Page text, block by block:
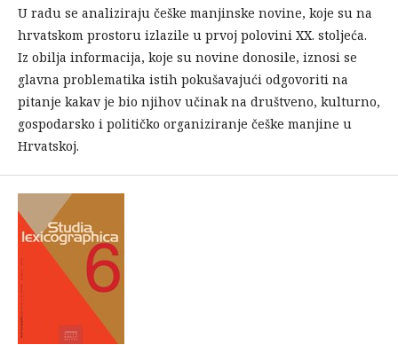
U radu se analiziraju češke manjinske novine, koje su na
hrvatskom prostoru izlazile u prvoj polovini XX. stoljeća.
Iz obilja informacija, koje su novine donosile, iznosi se
glavna problematika istih pokušavajući odgovoriti na
pitanje kakav je bio njihov učinak na društveno, kulturno,
gospodarsko i političko organiziranje češke manjine u
Hrvatskoj.